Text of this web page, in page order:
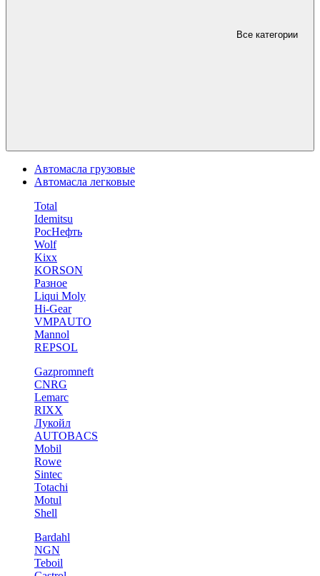
Все категории
Автомасла грузовые
Автомасла легковые
Total
Idemitsu
РосНефть
Wolf
Kixx
KORSON
Разное
Liqui Moly
Hi-Gear
VMPAUTO
Mannol
REPSOL
Gazpromneft
CNRG
Lemarc
RIXX
Лукойл
AUTOBACS
Mobil
Rowe
Sintec
Totachi
Motul
Shell
Bardahl
NGN
Teboil